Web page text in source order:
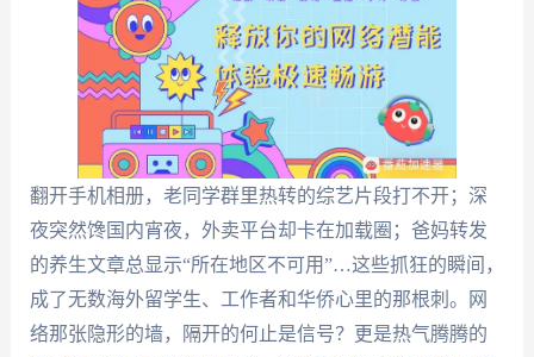
翻开手机相册，老同学群里热转的综艺片段打不开；深
夜突然馋国内宵夜，外卖平台却卡在加载圈；爸妈转发
的养生文章总显示“所在地区不可用”…这些抓狂的瞬间，
成了无数海外留学生、工作者和华侨心里的那根刺。网
络那张隐形的墙，隔开的何止是信号？更是热气腾腾的